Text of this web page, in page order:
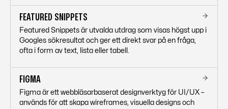
FEATURED SNIPPETS
Featured Snippets är utvalda utdrag som visas högst upp i
Googles sökresultat och ger ett direkt svar på en fråga,
ofta i form av text, lista eller tabell.
FIGMA
Figma är ett webbläsarbaserat designverktyg för UI/UX –
används för att skapa wireframes, visuella designs och